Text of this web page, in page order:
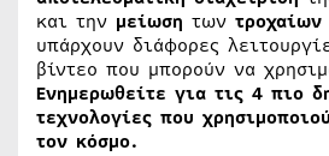
και την μείωση των τροχαίων
υπάρχουν διάφορες
βίντεο που μπορούν να
Ενημερωθείτε για τις 4 πιο
τεχνολογίες που
τον κόσμο.